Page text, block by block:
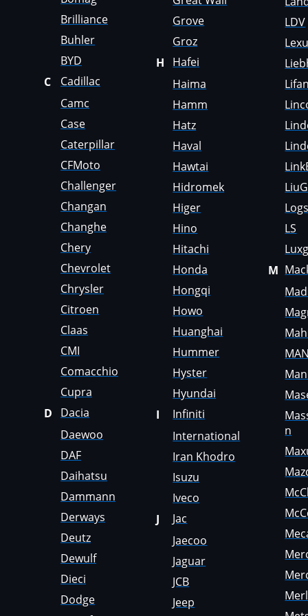
Faresin
Farmtrac
FAW
Fendt
Fiat
Ford
Foton
Freightliner
Furukawa
GAC
Geely
Genie
Genset
GMC
Grove
Groz
Hafei
Hamm
Hatz
Haval
Brilliance
Buhler
BYD
C
Cadillac
Camc
Case
Caterpillar
CFMoto
Challenger
Changan
Changhe
Chery
Chevrolet
Chrysler
Citroen
Claas
CMI
Comacchio
Cupra
D
Dacia
Daewoo
DAF
Daihatsu
Dammann
Derways
Deutz
Dewulf
Dieci
Dodge
Grove
Groz
H
Hafei
Haima
Hamm
Hatz
Haval
Hawtai
Hidromek
Higer
Hino
Hitachi
Honda
Hongqi
Howo
Huanghai
Hummer
Hyster
Hyundai
I
Infiniti
International
Iran Khodro
Isuzu
Iveco
J
Jac
Jaecoo
Jaguar
JCB
Jeep
LDV
Lifan
LS
M
MAN
n